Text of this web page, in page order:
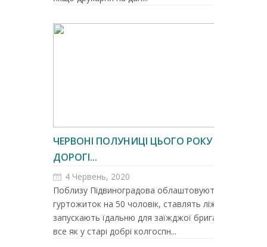
ЧЕРВОНІ ПОЛУНИЦІ ЦЬОГО РОКУ
ДОРОГІ...
4 Червень, 2020
Поблизу Підвиноградова облаштовують
гуртожиток на 50 чоловік, ставлять ліжка,
запускають їдальню для заїжджої бригади –
все як у старі добрі колгоспн...